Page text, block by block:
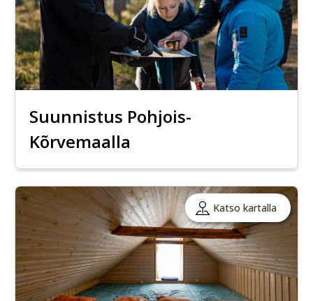
Suunnistus Pohjois-
Kõrvemaalla
Katso kartalla